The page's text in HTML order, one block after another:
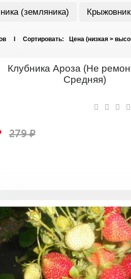
(земляника) Крыжовник
I Сортировать:
279 ₽